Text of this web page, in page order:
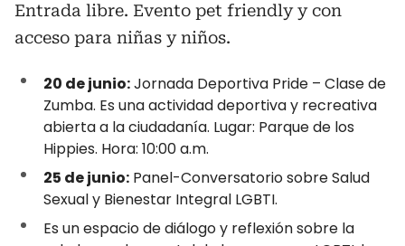
Entrada libre. Evento pet friendly y con
acceso para niñas y niños.
20 de junio:Jornada Deportiva Pride – Clase de
Zumba. Es una actividad deportiva y recreativa
abierta a la ciudadanía. Lugar: Parque de los
Hippies. Hora: 10:00 a.m.
25 de junio: Panel-Conversatorio sobre Salud
Sexual y Bienestar Integral LGBTI.
Es un espacio de diálogo y reflexión sobre la